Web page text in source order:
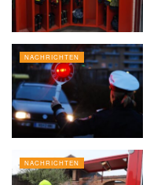
NACHRICHTEN
NACHRICHTEN